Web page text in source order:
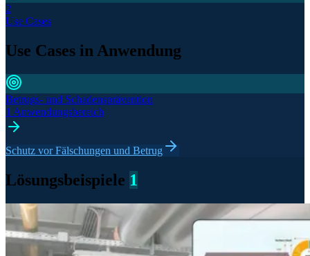
2
Use Cases
Use Cases in Anwendung
Betrugs- und Schadensprävention
1 Anwendungsbereich
Schutz vor Fälschungen und Betrug
Lösungsbeispiele 1